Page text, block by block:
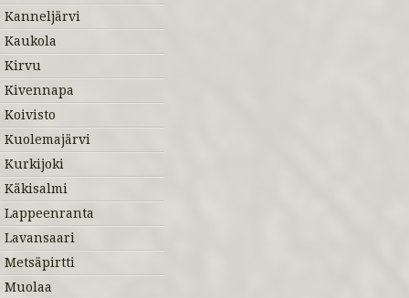
Kanneljärvi
Kaukola
Kirvu
Kivennapa
Koivisto
Kuolemajärvi
Kurkijoki
Käkisalmi
Lappeenranta
Lavansaari
Metsäpirtti
Muolaa